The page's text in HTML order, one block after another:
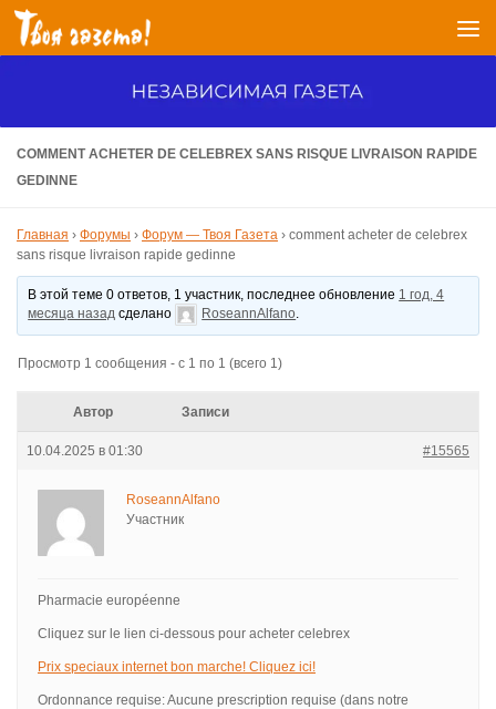
Перейти к содержимому
COMMENT ACHETER DE CELEBREX SANS RISQUE LIVRAISON RAPIDE
GEDINNE
Главная › Форумы › Форум — Твоя Газета › comment acheter de celebrex
sans risque livraison rapide gedinne
В этой теме 0 ответов, 1 участник, последнее обновление 1 год, 4
месяца назад сделано RoseannAlfano.
Просмотр 1 сообщения - с 1 по 1 (всего 1)
Автор Записи
10.04.2025 в 01:30 #15565
RoseannAlfano
Участник
Pharmacie européenne
Cliquez sur le lien ci-dessous pour acheter celebrex
Prix speciaux internet bon marche! Cliquez ici!
Ordonnance requise: Aucune prescription requise (dans notre